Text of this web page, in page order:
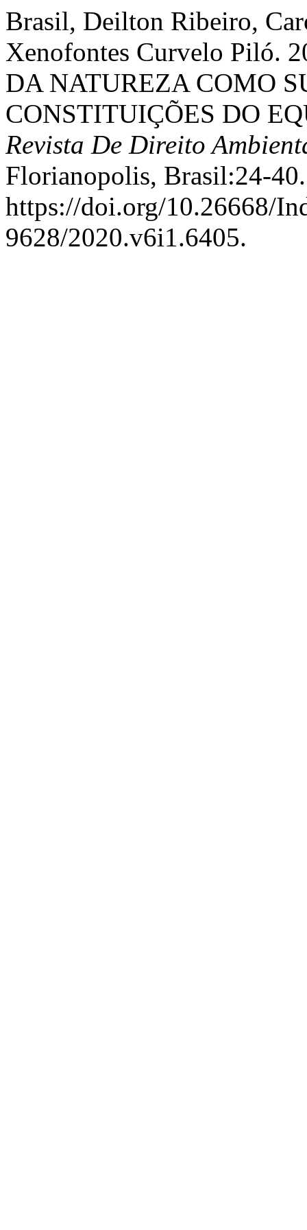
Brasil, Deilton Ribeiro,
Xenofontes Curvelo Piló.
DA NATUREZA COMO
CONSTITUIÇÕES DO
Revista De Direito
Florianopolis, Brasil:24-40.
https://doi.org/10.26668/
9628/2020.v6i1.6405.